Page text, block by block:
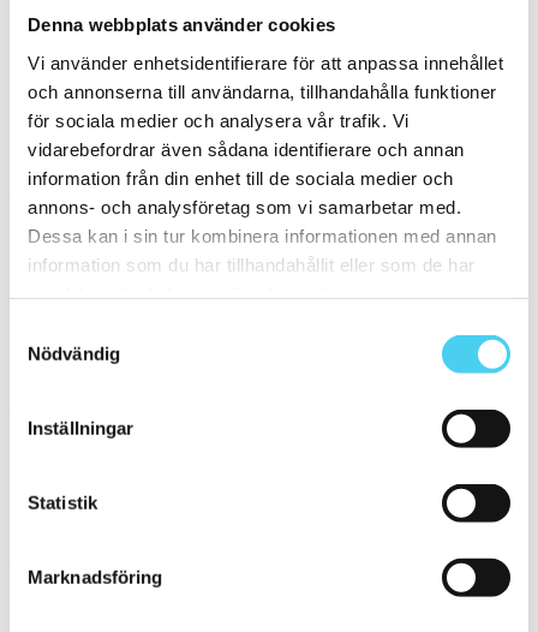
Denna webbplats använder cookies
Vi använder enhetsidentifierare för att anpassa innehållet
och annonserna till användarna, tillhandahålla funktioner
för sociala medier och analysera vår trafik. Vi
vidarebefordrar även sådana identifierare och annan
information från din enhet till de sociala medier och
annons- och analysföretag som vi samarbetar med.
Dessa kan i sin tur kombinera informationen med annan
information som du har tillhandahållit eller som de har
Nödvändig
Inställningar
Statistik
Marknadsföring
60x20 cm(1)
ca 60x30 cm
55x33.3 cm (1)
60x30 cm(16)
ca 60x60 cm(1)
60x60 cm (1)
Yta
Välj önskad yta:
Blank(7)
Vågig(1)
Rakskuren
Välj en eller flera prisgrupper: